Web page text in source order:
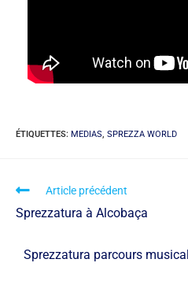
ÉTIQUETTES: MEDIAS, SPREZZA WORLD
Article précédent
Sprezzatura à Alcobaça
Sprezzatura parcours